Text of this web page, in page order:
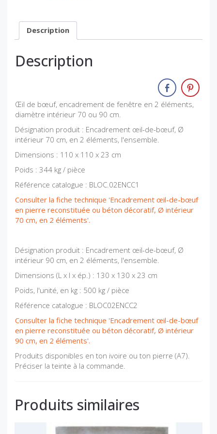
Description
Description
Œil de bœuf, encadrement de fenêtre en 2 éléments,
diamètre intérieur 70 ou 90 cm.
Désignation produit : Encadrement œil-de-bœuf, Ø
intérieur 70 cm, en 2 éléments, l'ensemble.
Dimensions : 110 x 110 x 23 cm
Poids : 344 kg / pièce
Référence catalogue : BLOC.02ENCC1
Consulter la fiche technique 'Encadrement œil-de-bœuf
en pierre reconstituée ou béton décoratif, Ø intérieur
70 cm, en 2 éléments'.
Désignation produit : Encadrement œil-de-bœuf, Ø
intérieur 90 cm, en 2 éléments, l'ensemble.
Dimensions (L x l x ép.) : 130 x 130 x 23 cm
Poids, l'unité, en kg : 500 kg / pièce
Référence catalogue : BLOC02ENCC2
Consulter la fiche technique 'Encadrement œil-de-bœuf
en pierre reconstituée ou béton décoratif, Ø intérieur
90 cm, en 2 éléments'.
Produits disponibles en ton ivoire ou ton pierre (A7).
Préciser la teinte à la commande.
Produits similaires